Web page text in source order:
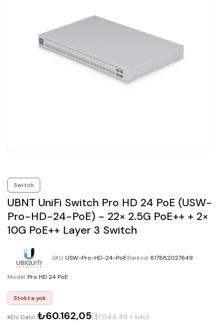
Switch
UBNT UniFi Switch Pro HD 24 PoE (USW-
Pro-HD-24-PoE) - 22× 2.5G PoE++ + 2×
10G PoE++ Layer 3 Switch
SKU:USW-Pro-HD-24-PoEBarkod: 817882027649
Model:Pro HD 24 PoE
Stokta yok
KDV Dahil :₺60.162,05($1,044.48 + kdv)